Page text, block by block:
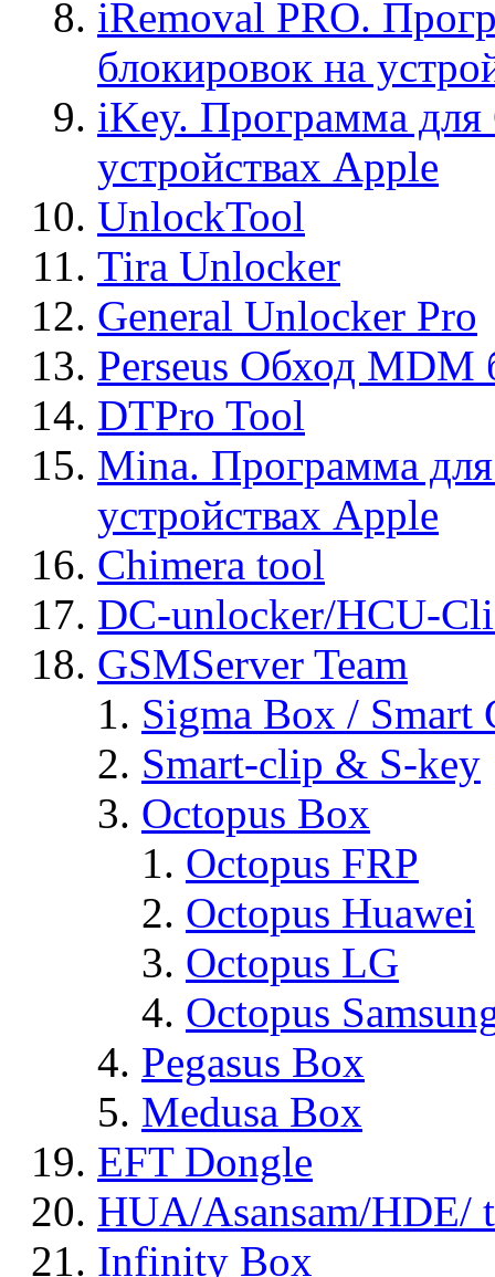
iRemoval PRO.
блокировок на
iKey. Программа для
устройствах Apple
UnlockTool
Tira Unlocker
General Unlocker Pro
Perseus Обход MDM
DTPro Tool
Mina. Программа
устройствах Apple
Chimera tool
DC-unlocker/HCU-
GSMServer Team
Sigma Box / Smart
Smart-clip & S-key
Octopus Box
Octopus FRP
Octopus Huawei
Octopus LG
Octopus
Pegasus Box
Medusa Box
EFT Dongle
HUA/Asansam/HDE/
Infinity Box